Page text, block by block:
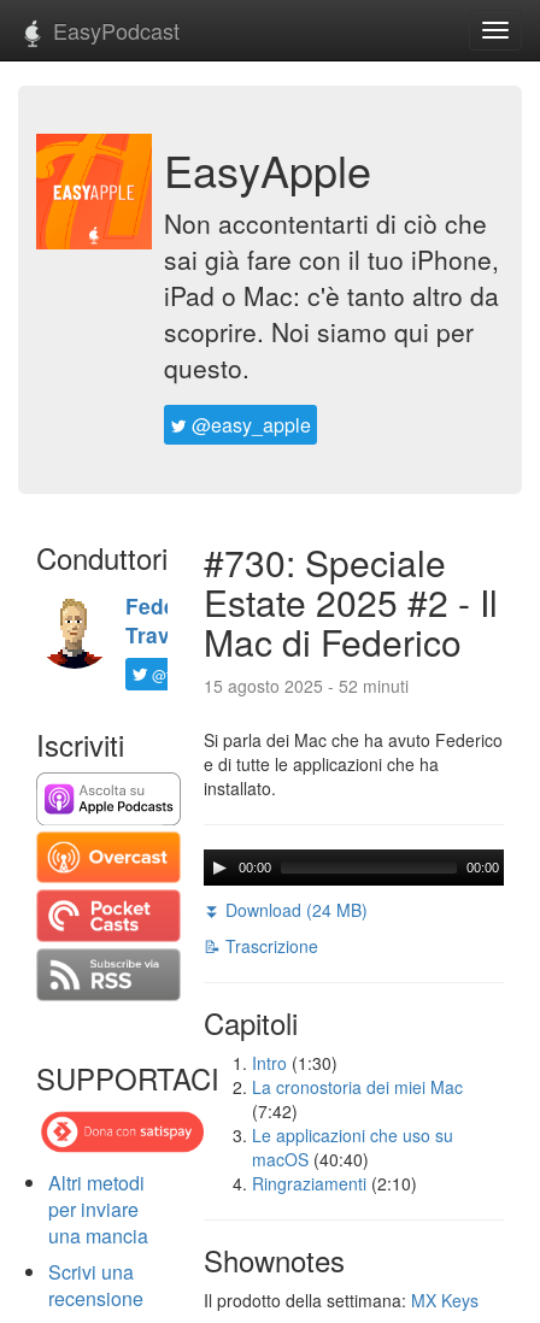
EasyPodcast
EasyApple
Non accontentarti di ciò che
sai già fare con il tuo iPhone,
iPad o Mac: c'è tanto altro da
scoprire. Noi siamo qui per
questo.
@easy_apple
Conduttori
Federico
Travaini
@ftrava
Iscriviti
SUPPORTACI
Altri metodi
per inviare
una mancia
Scrivi una
recensione
#730: Speciale
Estate 2025 #2 - Il
Mac di Federico
15 agosto 2025 - 52 minuti
Si parla dei Mac che ha avuto Federico
e di tutte le applicazioni che ha
installato.
00:00 00:00
⏬ Download (24 MB)
📝 Trascrizione
Capitoli
Intro (1:30)
La cronostoria dei miei Mac
(7:42)
Le applicazioni che uso su
macOS (40:40)
Ringraziamenti (2:10)
Shownotes
Il prodotto della settimana: MX Keys